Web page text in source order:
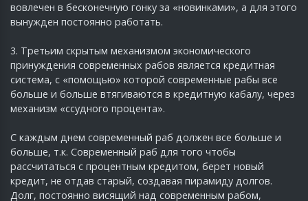
вовлечен в бесконечную гонку за «новинками», а для этого
вынужден постоянно работать.
3. Третьим скрытым механизмом экономического
принуждения современных рабов является кредитная
система, с «помощью» которой современные рабы все
больше и больше втягиваются в кредитную кабалу, через
механизм «ссудного процента».
С каждым днем современный раб должен все больше и
больше, т.к. Современный раб для того чтобы
рассчитаться с процентным кредитом, берет новый
кредит, не отдав старый, создавая пирамиду долгов.
Долг, постоянно висящий над современным рабом,